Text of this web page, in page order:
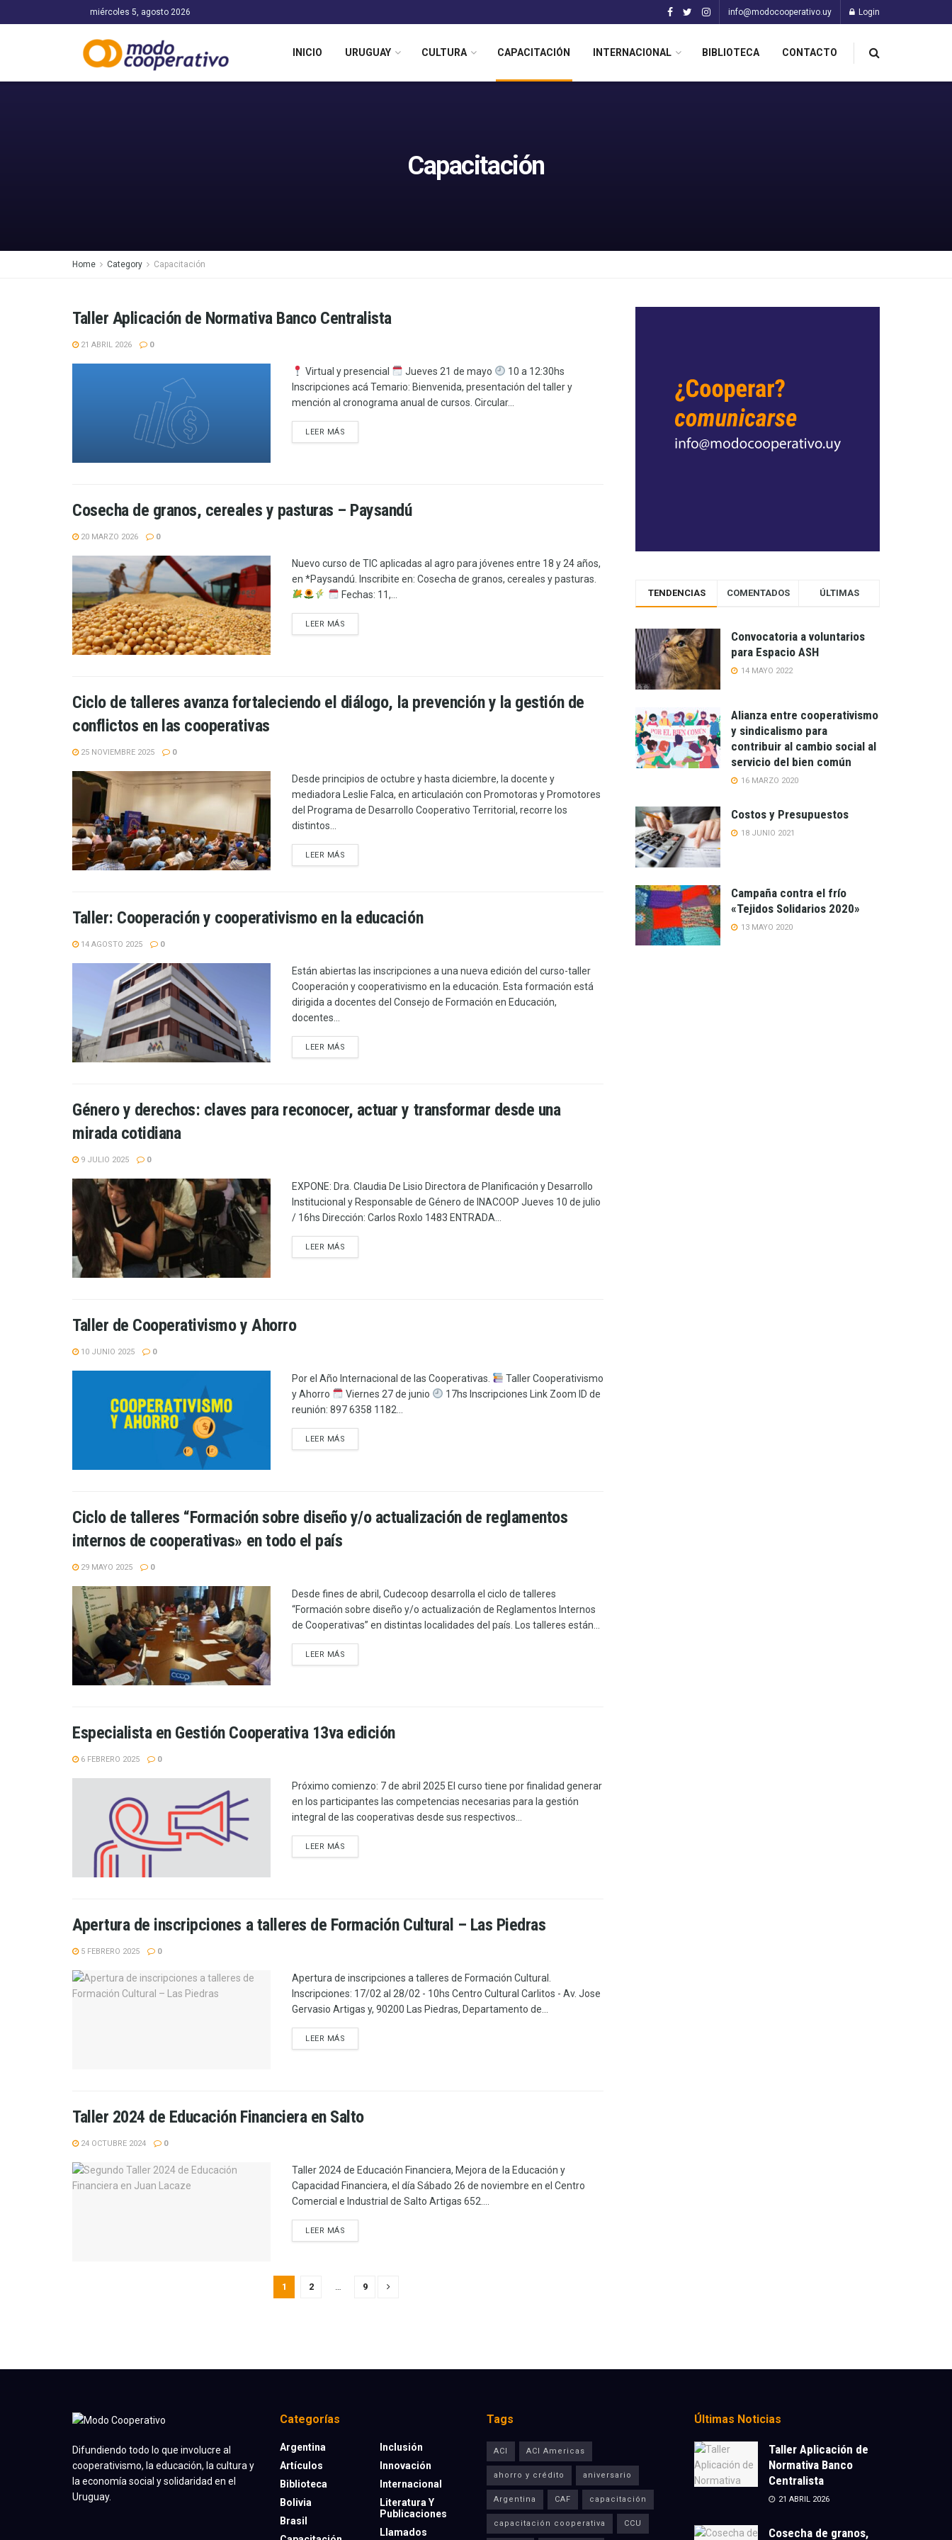
miércoles 5, agosto 2026 info@modocooperativo.uy Login
INICIO URUGUAY CULTURA CAPACITACIÓN INTERNACIONAL BIBLIOTECA CONTACTO
Capacitación
Home Category Capacitación
Taller Aplicación de Normativa Banco Centralista
21 ABRIL 2026 0
Virtual y presencial Jueves 21 de mayo
10 a 12:30hs
Inscripciones acá Temario: Bienvenida, presentación del taller y
mención al cronograma anual de cursos. Circular...
LEER MÁS
Cosecha de granos, cereales y pasturas – Paysandú
20 MARZO 2026 0
Nuevo curso de TIC aplicadas al agro para jóvenes entre 18 y 24 años,
en *Paysandú. Inscribite en: Cosecha de granos, cereales y pasturas.
Fechas: 11,...
LEER MÁS
Ciclo de talleres avanza fortaleciendo el diálogo, la prevención y la gestión de
conflictos en las cooperativas
25 NOVIEMBRE 2025 0
Desde principios de octubre y hasta diciembre, la docente y
mediadora Leslie Falca, en articulación con Promotoras y Promotores
del Programa de Desarrollo Cooperativo Territorial, recorre los
distintos...
LEER MÁS
Taller: Cooperación y cooperativismo en la educación
14 AGOSTO 2025 0
Están abiertas las inscripciones a una nueva edición del curso-taller
Cooperación y cooperativismo en la educación. Esta formación está
dirigida a docentes del Consejo de Formación en Educación,
docentes...
LEER MÁS
Género y derechos: claves para reconocer, actuar y transformar desde una
mirada cotidiana
9 JULIO 2025 0
EXPONE: Dra. Claudia De Lisio Directora de Planificación y Desarrollo
Institucional y Responsable de Género de INACOOP Jueves 10 de julio
/ 16hs Dirección: Carlos Roxlo 1483 ENTRADA...
LEER MÁS
Taller de Cooperativismo y Ahorro
10 JUNIO 2025 0
Por el Año Internacional de las Cooperativas.
Taller Cooperativismo
y Ahorro
Viernes 27 de junio
17hs Inscripciones Link Zoom ID de
reunión: 897 6358 1182...
LEER MÁS
Ciclo de talleres “Formación sobre diseño y/o actualización de reglamentos
internos de cooperativas» en todo el país
29 MAYO 2025 0
Desde fines de abril, Cudecoop desarrolla el ciclo de talleres
“Formación sobre diseño y/o actualización de Reglamentos Internos
de Cooperativas” en distintas localidades del país. Los talleres están...
LEER MÁS
Especialista en Gestión Cooperativa 13va edición
6 FEBRERO 2025 0
Próximo comienzo: 7 de abril 2025 El curso tiene por finalidad generar
en los participantes las competencias necesarias para la gestión
integral de las cooperativas desde sus respectivos...
LEER MÁS
Apertura de inscripciones a talleres de Formación Cultural – Las Piedras
5 FEBRERO 2025 0
Apertura de inscripciones a talleres de Formación Cultural.
Inscripciones: 17/02 al 28/02 - 10hs Centro Cultural Carlitos - Av. Jose
Gervasio Artigas y, 90200 Las Piedras, Departamento de...
LEER MÁS
Taller 2024 de Educación Financiera en Salto
24 OCTUBRE 2024 0
Taller 2024 de Educación Financiera, Mejora de la Educación y
Capacidad Financiera, el día Sábado 26 de noviembre en el Centro
Comercial e Industrial de Salto Artigas 652....
LEER MÁS
1 2 … 9
TENDENCIAS COMENTADOS ÚLTIMAS
Convocatoria a voluntarios
para Espacio ASH
14 MAYO 2022
Alianza entre cooperativismo
y sindicalismo para
contribuir al cambio social al
servicio del bien común
16 MARZO 2020
Costos y Presupuestos
18 JUNIO 2021
Campaña contra el frío
«Tejidos Solidarios 2020»
13 MAYO 2020
Difundiendo todo lo que involucre al
cooperativismo, la educación, la cultura y
la economía social y solidaridad en el
Uruguay.
Categorías
Argentina
Artículos
Biblioteca
Bolivia
Brasil
Inclusión
Innovación
Internacional
Literatura Y
Publicaciones
Llamados
Tags
ACI ACI Americas
ahorro y crédito aniversario
Argentina CAF capacitación
capacitación cooperativa CCU
Últimas Noticias
Taller Aplicación de
Normativa Banco
Centralista
21 ABRIL 2026
Cosecha de granos,